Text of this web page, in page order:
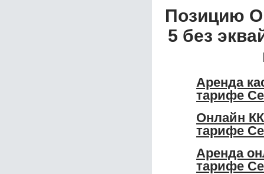
Позицию
5 без
Аренда
тарифе
Онлайн
тарифе
Аренда
тарифе